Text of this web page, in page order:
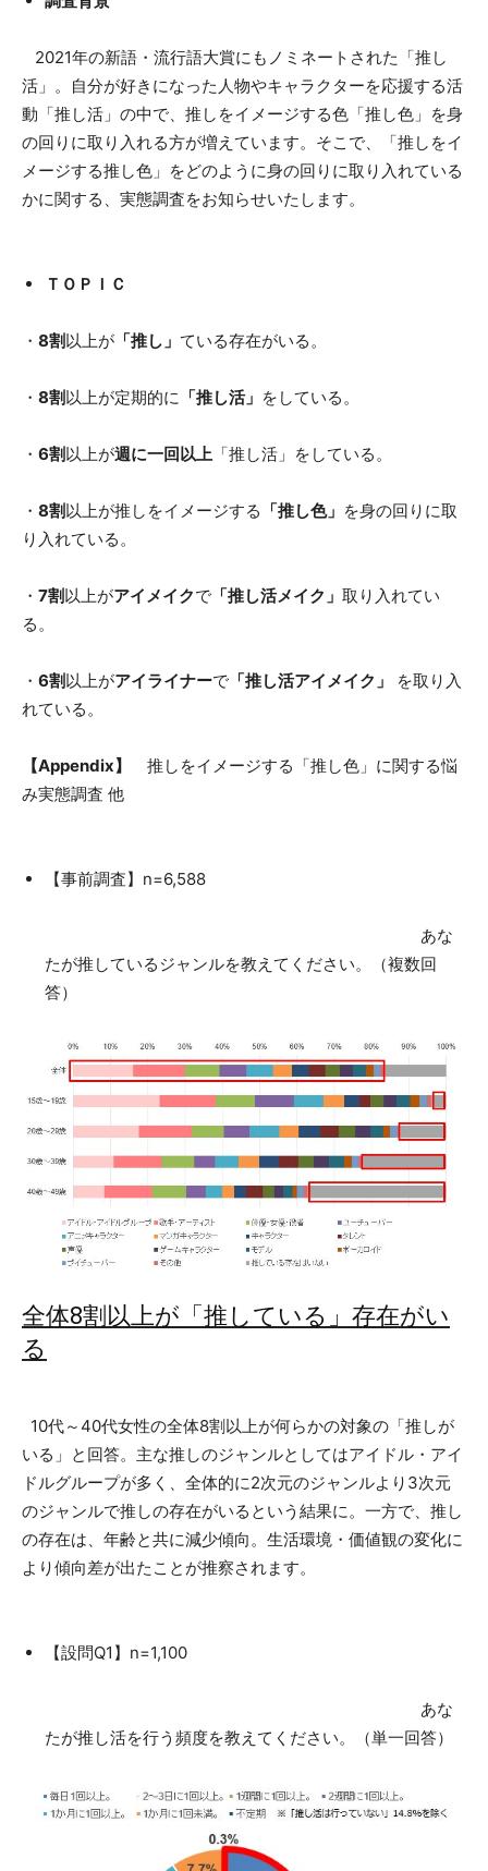
2021年の新語・流行語大賞にもノミネートされた「推し
活」。自分が好きになった人物やキャラクターを応援する活
動「推し活」の中で、推しをイメージする色「推し色」を身
の回りに取り入れる方が増えています。そこで、「推しをイ
メージする推し色」をどのように身の回りに取り入れている
かに関する、実態調査をお知らせいたします。
ＴＯＰＩＣ
・ 8割以上が 「推し」 ている存在がいる。
・ 8割以上が定期的に 「推し活」 をしている。
・ 6割以上が週に一回以上 「推し活」をしている。
・ 8割以上が推しをイメージする 「推し色」 を身の回りに取
り入れている。
・ 7割以上がアイメイクで 「推し活メイク」 取り入れてい
る。
・ 6割以上がアイライナーで 「推し活アイメイク」
を取り入
れている。
【Appendix】 推しをイメージする「推し色」に関する悩
み実態調査 他
【事前調査】n=6,588
あな
たが推しているジャンルを教えてください。（複数回
答）
全体8割以上が「推している」存在がい
る
10代～40代女性の全体8割以上が何らかの対象の「推しが
いる」と回答。主な推しのジャンルとしてはアイドル・アイ
ドルグループが多く、全体的に2次元のジャンルより3次元
のジャンルで推しの存在がいるという結果に。一方で、推し
の存在は、年齢と共に減少傾向。生活環境・価値観の変化に
より傾向差が出たことが推察されます。
【設問Q1】n=1,100
あな
たが推し活を行う頻度を教えてください。（単一回答）